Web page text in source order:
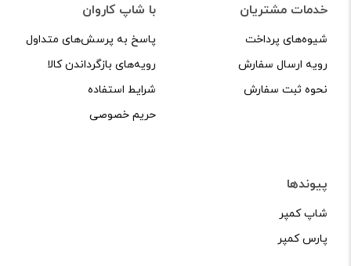
خدمات مشتریان
شیوه‌های پرداخت
رویه ارسال سفارش
نحوه ثبت سفارش
با شاپ کاروان
پاسخ به پرسش‌های متداول
رویه‌های بازگرداندن کالا
شرایط استفاده
حریم خصوصی
پیوندها
شاپ کمپر
پارس کمپر